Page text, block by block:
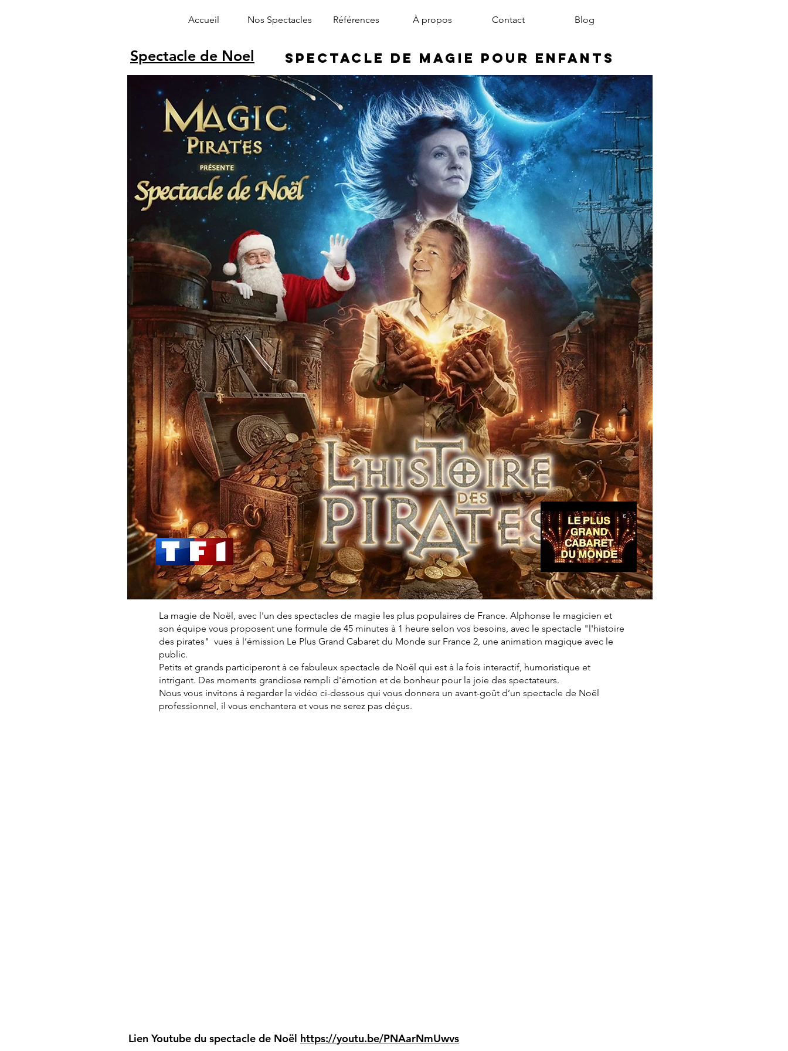
Accueil Nos Spectacles Références À propos Contact Blog
Spectacle de Noel Spectacle de Magie pour enfants
Alphonse le magicien arbre de noël
La magie de Noël, avec l'un des spectacles de magie les plus populaires de France. Alphonse le magicien et
son équipe vous proposent une formule de 45 minutes à 1 heure selon vos besoins, avec le spectacle "l'histoire
des pirates" vues à l’émission Le Plus Grand Cabaret du Monde sur France 2, une animation magique avec le
public.
Petits et grands participeront à ce fabuleux spectacle de Noël qui est à la fois interactif, humoristique et
intrigant. Des moments grandiose rempli d'émotion et de bonheur pour la joie des spectateurs.
Nous vous invitons à regarder la vidéo ci-dessous qui vous donnera un avant-goût d’un spectacle de Noël
professionnel, il vous enchantera et vous ne serez pas déçus.
Lien Youtube du spectacle de Noël https://youtu.be/PNAarNmUwvs